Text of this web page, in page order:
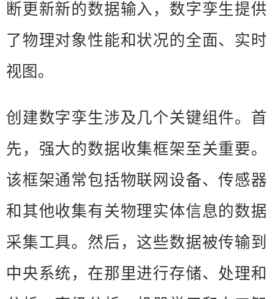
断更新新的数据输入，数字孪生提供
了物理对象性能和状况的全面、实时
视图。
创建数字孪生涉及几个关键组件。首
先，强大的数据收集框架至关重要。
该框架通常包括物联网设备、传感器
和其他收集有关物理实体信息的数据
采集工具。然后，这些数据被传输到
中央系统，在那里进行存储、处理和